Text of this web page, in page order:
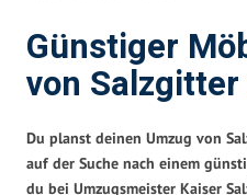
Günstiger
von
Du planst deinen Umzug von
auf der Suche nach einem
du bei Umzugsmeister Kaiser